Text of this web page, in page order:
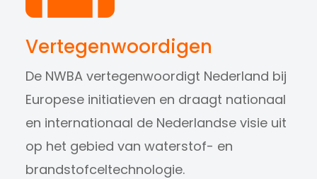
Vertegenwoordigen
De NWBA vertegenwoordigt Nederland bij
Europese initiatieven en draagt nationaal
en internationaal de Nederlandse visie uit
op het gebied van waterstof- en
brandstofceltechnologie.